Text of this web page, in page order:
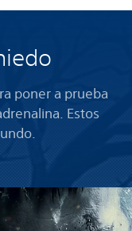
poner a prueba
Estos